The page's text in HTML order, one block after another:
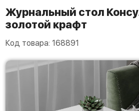
Журнальный стол Консул-5 белый/дуб
золотой крафт
Код товара: 168891